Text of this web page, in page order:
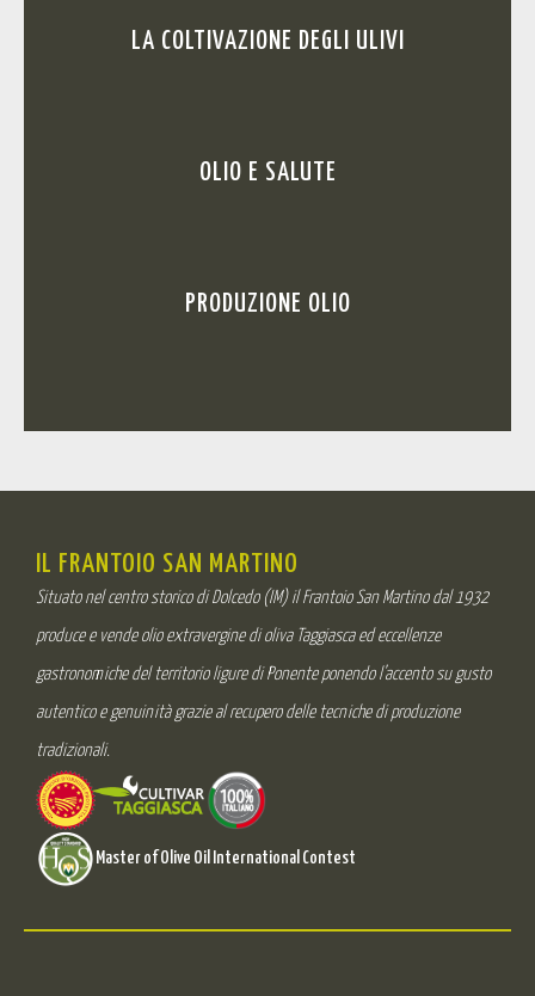
LA COLTIVAZIONE DEGLI ULIVI
OLIO E SALUTE
PRODUZIONE OLIO
IL FRANTOIO SAN MARTINO
Situato nel centro storico di Dolcedo (IM) il Frantoio San Martino dal 1932
produce e vende olio extravergine di oliva Taggiasca ed eccellenze
gastronomiche del territorio ligure di Ponente ponendo l’accento su gusto
autentico e genuinità grazie al recupero delle tecniche di produzione
tradizionali.
Master of Olive Oil International Contest